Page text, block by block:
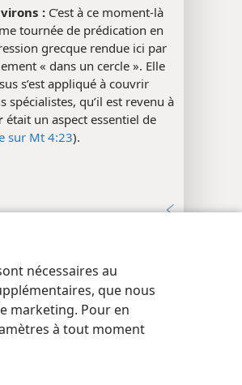
nécessaires au
que nous
marketing. Pour en
à tout moment
: C’est à ce moment-là
tournée de prédication en
grecque rendue ici par
« dans un cercle ». Elle
s’est appliqué à couvrir
qu’il est revenu à
était un aspect essentiel de
sur Mt 4:23).
JW.ORG Se connecter